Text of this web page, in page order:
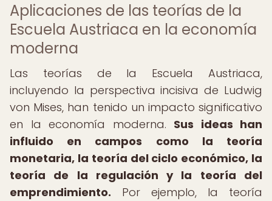
Aplicaciones de las teorías de la
Escuela Austriaca en la economía
moderna
Las teorías de la Escuela Austriaca,
incluyendo la perspectiva incisiva de Ludwig
von Mises, han tenido un impacto significativo
en la economía moderna. Sus ideas han
influido en campos como la teoría
monetaria, la teoría del ciclo económico, la
teoría de la regulación y la teoría del
emprendimiento. Por ejemplo, la teoría